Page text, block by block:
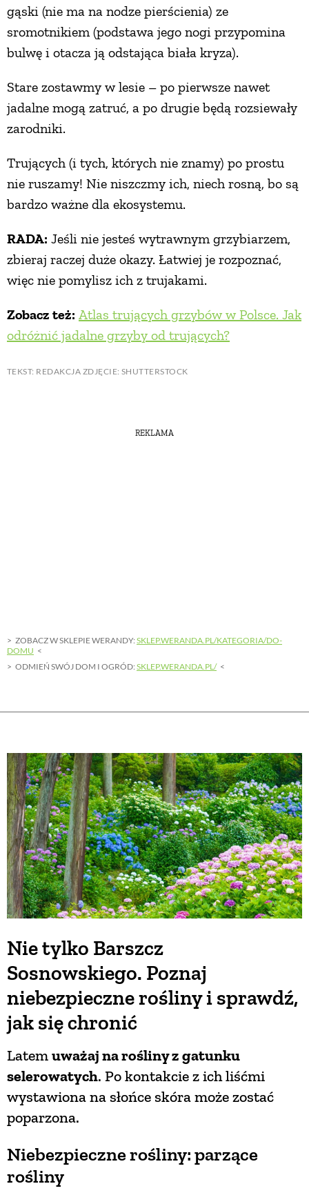
gąski (nie ma na nodze pierścienia) ze
sromotnikiem (podstawa jego nogi przypomina
bulwę i otacza ją odstająca biała kryza).
Stare zostawmy w lesie – po pierwsze nawet
jadalne mogą zatruć, a po drugie będą rozsiewały
zarodniki.
Trujących (i tych, których nie znamy) po prostu
nie ruszamy! Nie niszczmy ich, niech rosną, bo są
bardzo ważne dla ekosystemu.
RADA: Jeśli nie jesteś wytrawnym grzybiarzem,
zbieraj raczej duże okazy. Łatwiej je rozpoznać,
więc nie pomylisz ich z trujakami.
Zobacz też: Atlas trujących grzybów w Polsce. Jak
odróżnić jadalne grzyby od trujących?
TEKST: REDAKCJA ZDJĘCIE: SHUTTERSTOCK
REKLAMA
ZOBACZ W SKLEPIE WERANDY: SKLEP.WERANDA.PL/KATEGORIA/DO-
DOMU
ODMIEŃ SWÓJ DOM I OGRÓD: SKLEP.WERANDA.PL/
Nie tylko Barszcz
Sosnowskiego. Poznaj
niebezpieczne rośliny i sprawdź,
jak się chronić
Latemuważaj na rośliny z gatunku
selerowatych. Po kontakcie z ich liśćmi
wystawiona na słońce skóra może zostać
poparzona.
Niebezpieczne rośliny: parzące
rośliny